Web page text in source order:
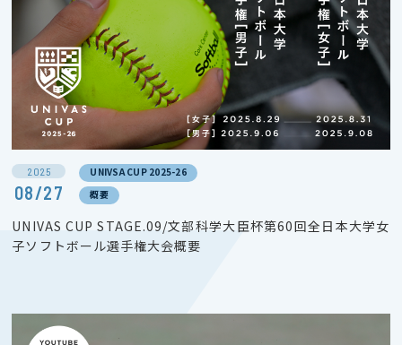
2025
08/27
UNIVSA CUP 2025-26
概要
UNIVAS CUP STAGE.09/文部科学大臣杯第60回全日本大学女
子ソフトボール選手権大会概要